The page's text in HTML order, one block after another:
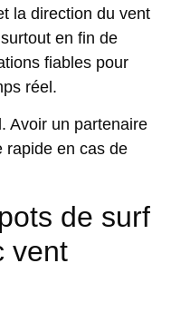
la direction du vent
en fin de
fiables pour
réel.
Avoir un partenaire
rapide en cas de
de surf
vent